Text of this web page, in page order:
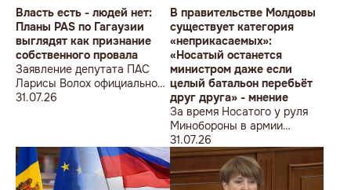
Власть есть - людей нет:
Планы PAS по Гагаузии
выглядят как признание
собственного провала
Заявление депутата ПАС
Ларисы Волох официально
подтвердило провал
31.07.26
В правительстве Молдовы
существует категория
«неприкасаемых»:
«Носатый останется
министром даже если
целый батальон перебьёт
друг друга» - мнение
За время Носатого у руля
Минобороны в армии
погибли 9 человек в мирное
время, включая
несовершеннолетнего
юношу
31.07.26